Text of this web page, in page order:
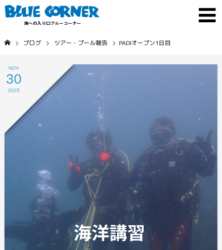
ブログ ツアー・プール報告 PADIオープン1日目
NOV
30
2025